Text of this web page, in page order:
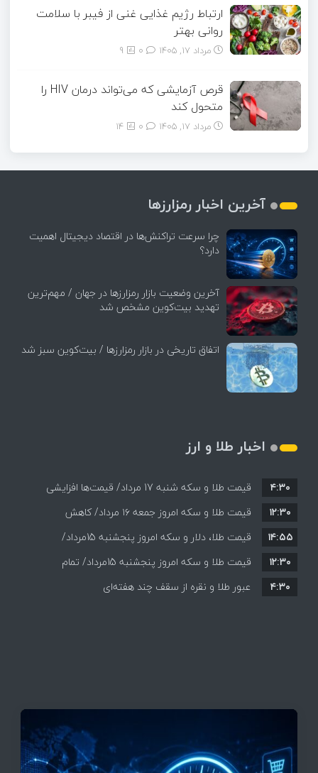
ارتباط رژیم غذایی غنی از فیبر با سلامت
روانی بهتر
مرداد ۱۷, ۱۴۰۵ 9
قرص آزمایشی که می‌تواند درمان HIV را
متحول کند
مرداد ۱۷, ۱۴۰۵ 14
آخرین اخبار رمزارزها
چرا سرعت تراکنش‌ها در اقتصاد دیجیتال اهمیت
دارد؟
آخرین وضعیت بازار رمزارزها در جهان / مهم‌ترین
تهدید بیت‌کوین مشخص شد
اتفاق تاریخی در بازار رمزارزها / بیت‌کوین سبز شد
اخبار طلا و ارز
قیمت طلا و سکه شنبه 17 مرداد/ قیمت‌ها افزایشی
۴:۳۰
قیمت طلا و سکه امروز جمعه ۱۶ مرداد/ کاهش
قیمت ها+ جدول و جزییات
۱۲:۳۰
قیمت طلا، دلار و سکه امروز پنجشنبه 15مرداد/
افزایش قیمت ها + جدول
۱۴:۵۵
قیمت طلا و سکه امروز پنجشنبه 15مرداد/ تمام
قیمت ها بر مدار افزایش + جدول
۱۲:۳۰
عبور طلا و نقره از سقف چند هفته‌ای
۴:۳۰